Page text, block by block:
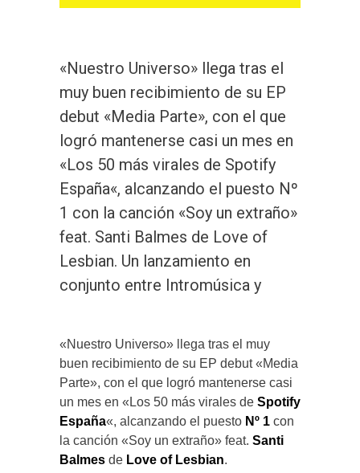
«Nuestro Universo» llega tras el
muy buen recibimiento de su EP
debut «Media Parte», con el que
logró mantenerse casi un mes en
«Los 50 más virales de Spotify
España«, alcanzando el puesto Nº
1 con la canción «Soy un extraño»
feat. Santi Balmes de Love of
Lesbian. Un lanzamiento en
conjunto entre Intromúsica y
«Nuestro Universo» llega tras el muy
buen recibimiento de su EP debut «Media
Parte», con el que logró mantenerse casi
un mes en «Los 50 más virales de Spotify
España«, alcanzando el puesto Nº 1 con
la canción «Soy un extraño» feat. Santi
Balmes de Love of Lesbian.